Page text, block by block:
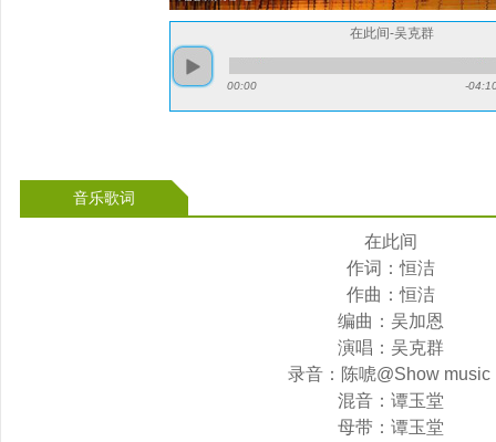
在此间-吴克群
00:00 -
音乐歌词
在此间
作词：恒洁
作曲：恒洁
编曲：吴加恩
演唱：吴克群
录音：陈唬@Show music
混音：谭玉堂
母带：谭玉堂